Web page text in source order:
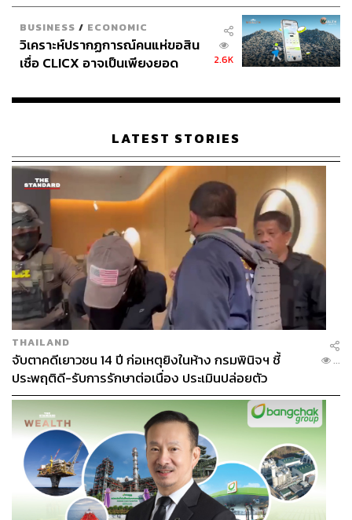
BUSINESS / ECONOMIC
วิเคราะห์ปรากฏการณ์คนแห่ขอสิน
เชื่อ CLICX อาจเป็นเพียงยอด
เรือนไทยที่ถูกซุกไว้
2.6K
LATEST STORIES
THAILAND
จับตาคดีเยาวชน 14 ปี ก่อเหตุยิงในห้าง กรมพินิจฯ ชี้
ประพฤติดี-รับการรักษาต่อเนื่อง ประเมินปล่อยตัว
...